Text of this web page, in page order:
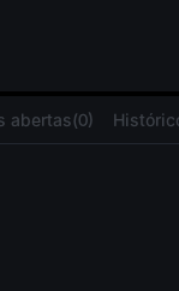
abertas(0)